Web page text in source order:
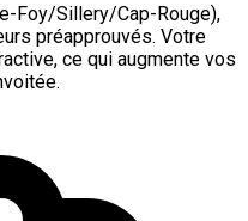
Foy/Sillery/Cap-Rouge),
préapprouvés. Votre
ce qui augmente vos